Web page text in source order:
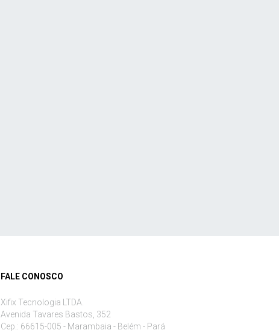
FALE CONOSCO
Xifix Tecnologia LTDA.
Avenida Tavares Bastos, 352
Cep.: 66615-005 - Marambaia - Belém - Pará